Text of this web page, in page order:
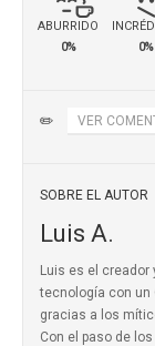
ABURRIDO
0%
0%
✏️ VER
SOBRE EL AUTOR
Luis A.
Luis es el creador
tecnología con un
gracias a los
Con el paso de